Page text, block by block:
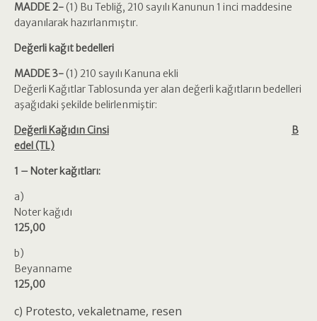
MADDE 2-(1) Bu Tebliğ, 210 sayılı Kanunun 1 inci maddesine
dayanılarak hazırlanmıştır.
Değerli kağıt bedelleri
MADDE 3-(1) 210 sayılı Kanuna ekli
Değerli Kağıtlar Tablosunda yer alan değerli kağıtların bedelleri
aşağıdaki şekilde belirlenmiştir:
Değerli Kağıdın Cinsi
B
edel (TL)
1 – Noter kağıtları:
a)
Noter kağıdı
125,00
b)
Beyanname
125,00
c) Protesto, vekaletname, resen